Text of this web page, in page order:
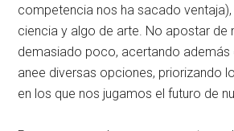
competencia nos ha sacado
ciencia y algo de arte. No apostar de­
demasiado poco, acertando además
anee diversas opciones, priorizando
en los que nos jugamos el futuro de